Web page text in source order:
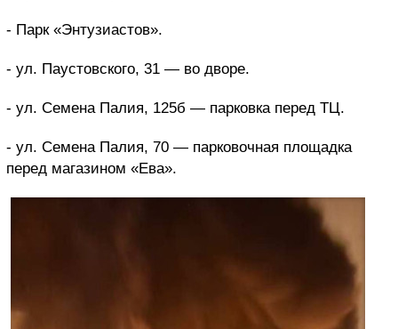
- Парк «Энтузиастов».
- ул. Паустовского, 31 — во дворе.
- ул. Семена Палия, 125б — парковка перед ТЦ.
- ул. Семена Палия, 70 — парковочная площадка
перед магазином «Ева».